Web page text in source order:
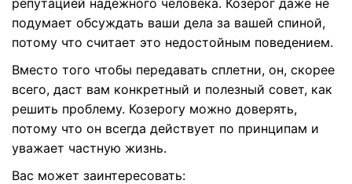
репутацией надежного человека. Козерог даже не
подумает обсуждать ваши дела за вашей спиной,
потому что считает это недостойным поведением.
Вместо того чтобы передавать сплетни, он, скорее
всего, даст вам конкретный и полезный совет, как
решить проблему. Козерогу можно доверять,
потому что он всегда действует по принципам и
уважает частную жизнь.
Вас может заинтересовать: